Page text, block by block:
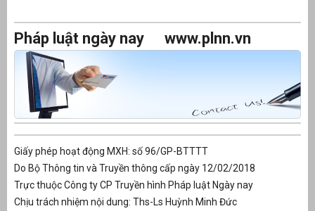
Pháp luật ngày nay www.plnn.vn
Giấy phép hoạt động MXH: số 96/GP-BTTTT
Do Bộ Thông tin và Truyền thông cấp ngày 12/02/2018
Trực thuộc Công ty CP Truyền hình Pháp luật Ngày nay
Chịu trách nhiệm nội dung: Ths-Ls Huỳnh Minh Đức